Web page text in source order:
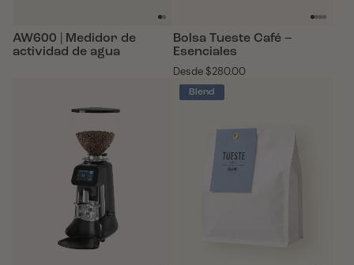
AW600 | Medidor de
actividad de agua
Bolsa Tueste Café –
Esenciales
DesdePrecio
habitual
$280.00
Blend